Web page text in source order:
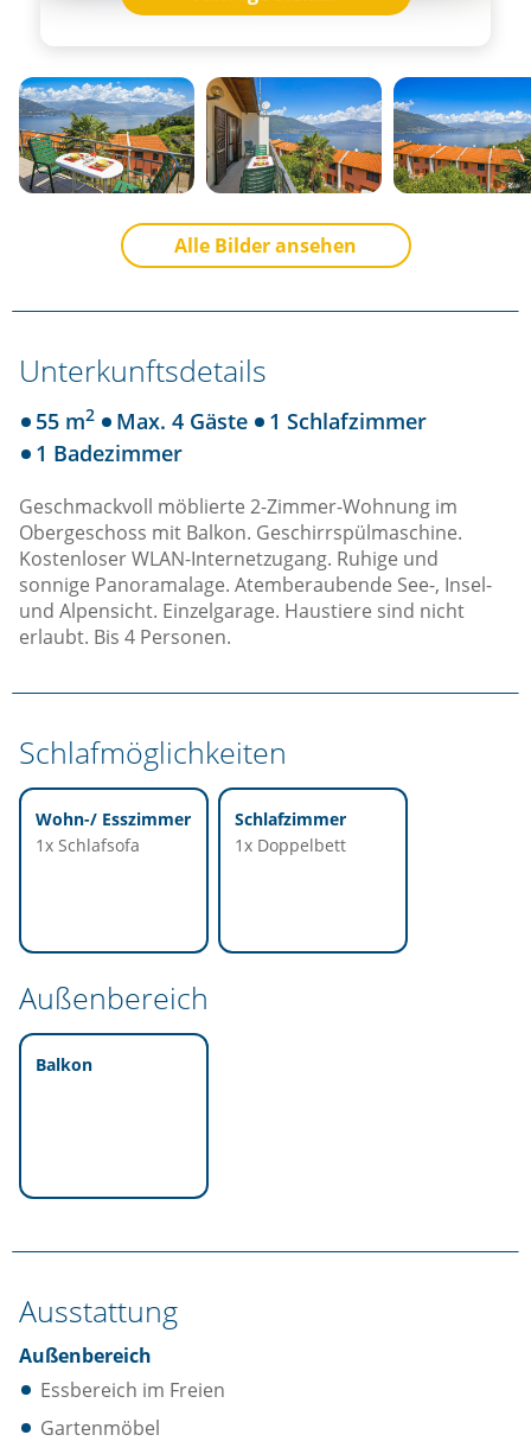
Alle Bilder ansehen
Unterkunftsdetails
55 m2 Max. 4 Gäste
1 Schlafzimmer
1 Badezimmer
Geschmackvoll möblierte 2-Zimmer-Wohnung im
Obergeschoss mit Balkon. Geschirrspülmaschine.
Kostenloser WLAN-Internetzugang. Ruhige und
sonnige Panoramalage. Atemberaubende See-, Insel-
und Alpensicht. Einzelgarage. Haustiere sind nicht
erlaubt. Bis 4 Personen.
Schlafmöglichkeiten
Wohn-/ Esszimmer
1x Schlafsofa
Schlafzimmer
1x Doppelbett
Außenbereich
Balkon
Ausstattung
Außenbereich
Essbereich im Freien
Gartenmöbel